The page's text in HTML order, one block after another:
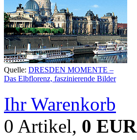
Quelle: DRESDEN MOMENTE –
Das Elbflorenz, faszinierende Bilder
Ihr Warenkorb
0 Artikel, 0 EUR